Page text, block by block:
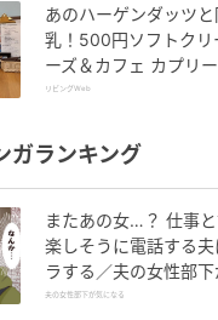
あのハーゲンダッツ
乳！500円ソフトクリ
ーズ＆カフェ カプリ
すきの】
リビングWeb
ガランキング
またあの女…？ 仕事
楽しそうに電話する夫
ラする／夫の女性部下
る（1）【夫婦の危機
夫の女性部下が気になる